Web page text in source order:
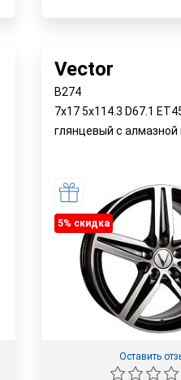
Vector
B274
7x17 5x114.3 D67.1
глянцевый с алмазной
5% cкидка
Оставить